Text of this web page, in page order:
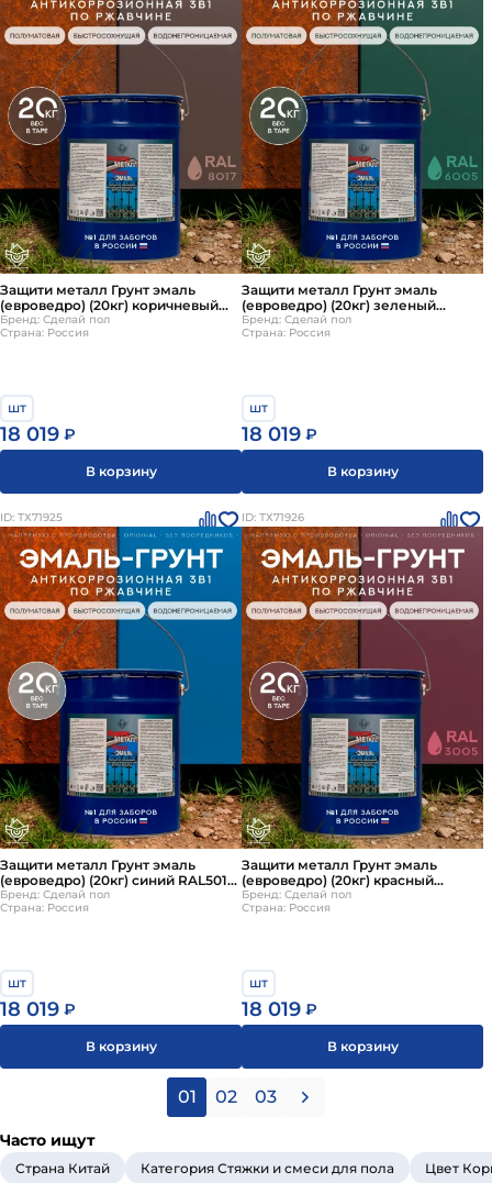
Защити металл Грунт эмаль
(евроведро) (20кг) коричневый
RAL8017 Сделай ПОЛ
Бренд: Сделай пол
Страна: Россия
шт
18 019 ₽
В корзину
Защити металл Грунт эмаль
(евроведро) (20кг) зеленый
RAL6005 Сделай ПОЛ
Бренд: Сделай пол
Страна: Россия
шт
18 019 ₽
В корзину
ID: ТХ71925
Защити металл Грунт эмаль
(евроведро) (20кг) синий RAL5015
Сделай ПОЛ
Бренд: Сделай пол
Страна: Россия
шт
18 019 ₽
В корзину
ID: ТХ71926
Защити металл Грунт эмаль
(евроведро) (20кг) красный
RAL3005 Сделай ПОЛ
Бренд: Сделай пол
Страна: Россия
шт
18 019 ₽
В корзину
01 02 03
Часто ищут
Страна Китай Категория Стяжки и смеси для пола Цвет